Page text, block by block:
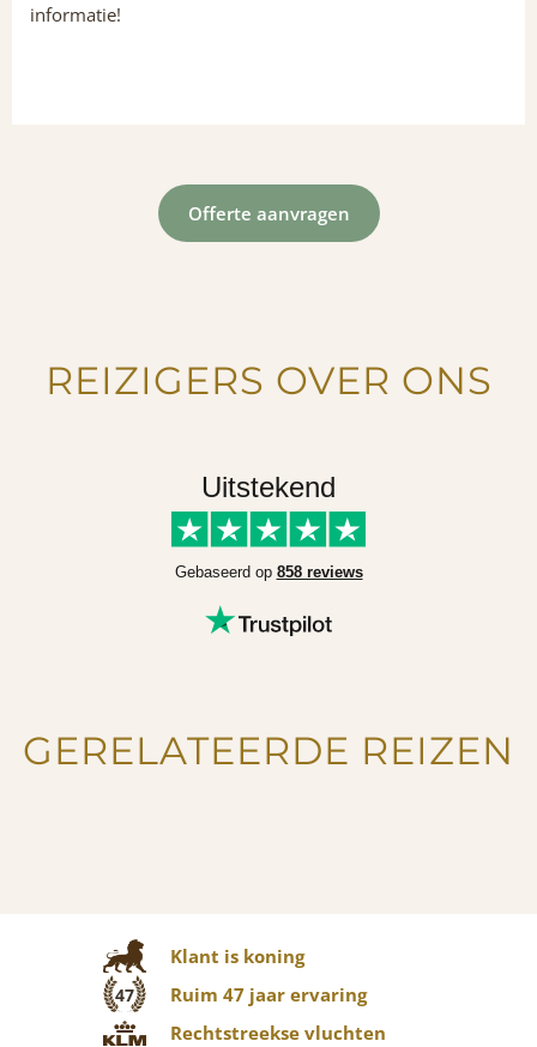
informatie!
Offerte aanvragen
REIZIGERS OVER ONS
Uitstekend
Gebaseerd op 858 reviews
GERELATEERDE REIZEN
Klant is koning
47
Ruim 47 jaar ervaring
Rechtstreekse vluchten